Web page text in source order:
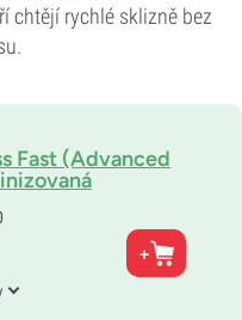
chtějí rychlé sklizně bez
Fast (Advanced
Mass